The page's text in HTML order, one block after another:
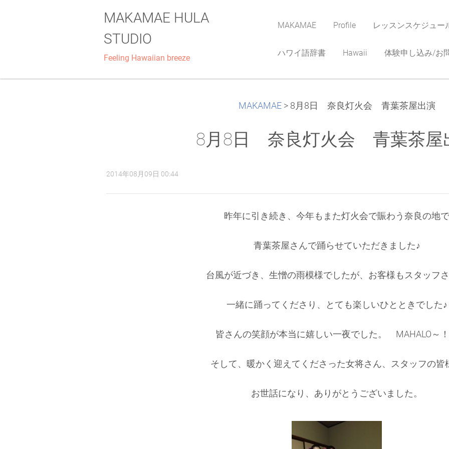
MAKAMAE HULA
STUDIO
Feeling Hawaiian breeze
MAKAMAE Profile レッスンスケジュー
ハワイ語辞書 Hawaii 体験申し込み/お
MAKAMAE > 8月8日 奈良灯火会 青葉茶屋出演
8月8日 奈良灯火会 青葉茶屋
2014年08月09日 00:44
昨年に引き続き、今年もまた灯火会で賑わう奈良の地で
青葉茶屋さんで踊らせていただきました♪
台風が近づき、生憎の雨模様でしたが、お客様もスタッフ
一緒に踊ってくださり、とても楽しいひとときでした♪
皆さんの笑顔が本当に嬉しい一夜でした。 MAHALO～！
そして、暖かく迎えてくださった女将さん、スタッフの皆
お世話になり、ありがとうございました。